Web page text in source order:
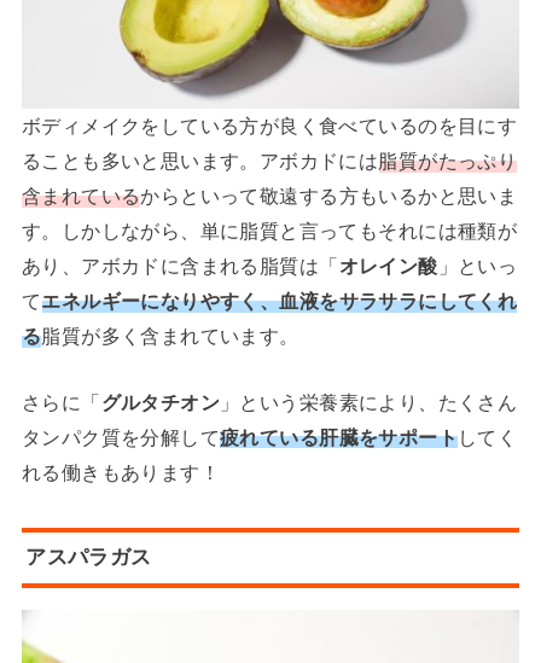
ボディメイクをしている方が良く食べているのを目にす
ることも多いと思います。アボカドには脂質がたっぷり
含まれているからといって敬遠する方もいるかと思いま
す。しかしながら、単に脂質と言ってもそれには種類が
あり、アボカドに含まれる脂質は「オレイン酸 」といっ
てエネルギーになりやすく、血液をサラサラにしてくれ
る脂質が多く含まれています。
さらに「グルタチオン 」という栄養素により、たくさん
タンパク質を分解して疲れている肝臓をサポートしてく
れる働きもあります！
アスパラガス